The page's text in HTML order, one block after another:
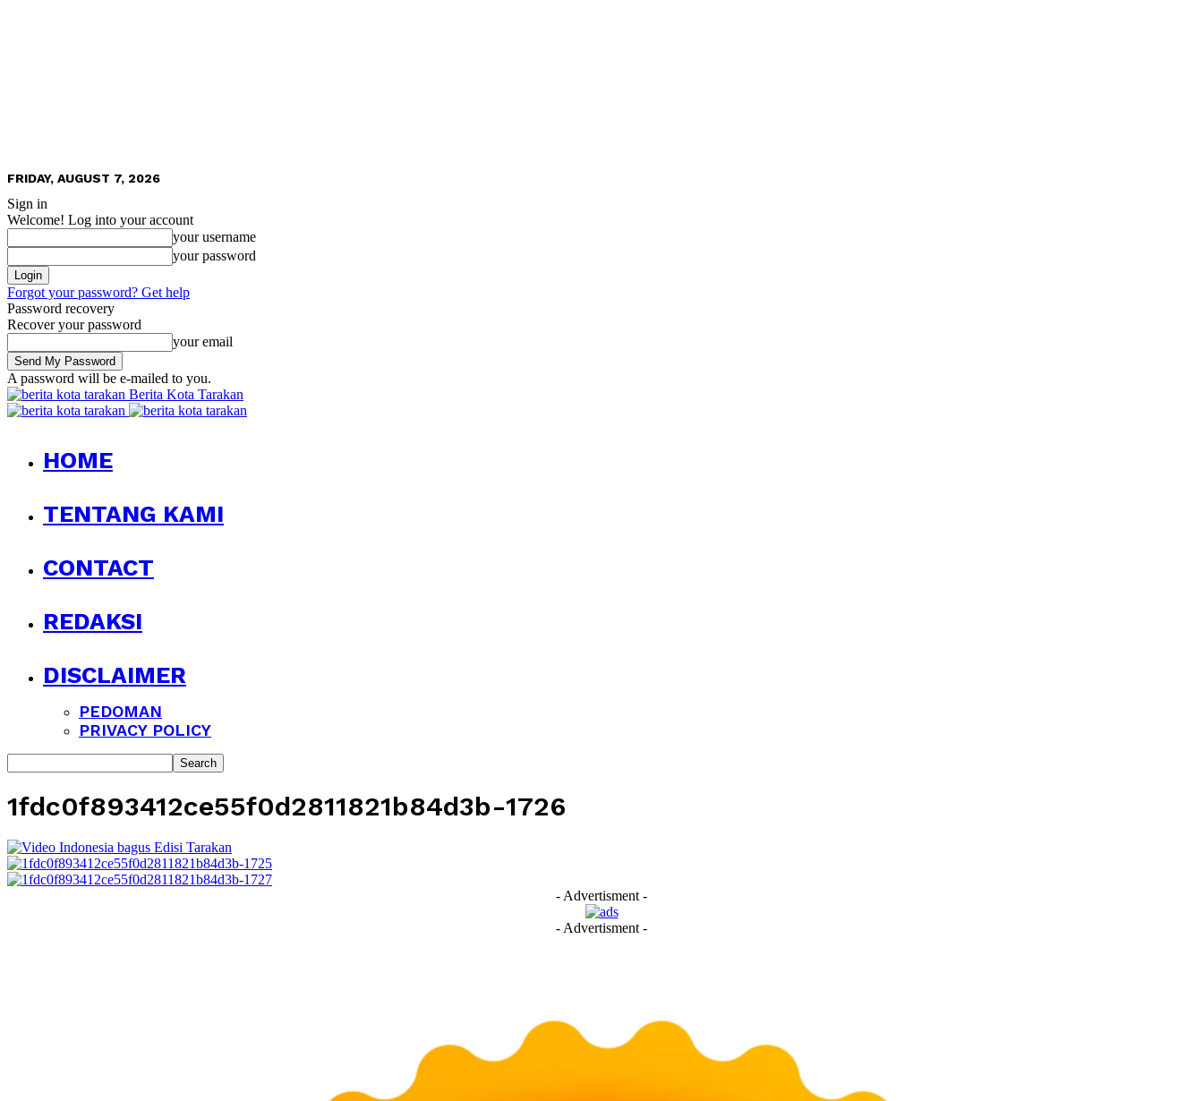
FRIDAY, AUGUST 7, 2026
Sign in
Welcome! Log into your account
your username
your password
Forgot your password? Get help
Password recovery
Recover your password
your email
A password will be e-mailed to you.
Berita Kota Tarakan
HOME
TENTANG KAMI
CONTACT
REDAKSI
DISCLAIMER
PEDOMAN
PRIVACY POLICY
1fdc0f893412ce55f0d2811821b84d3b-1726
- Advertisment -
- Advertisment -